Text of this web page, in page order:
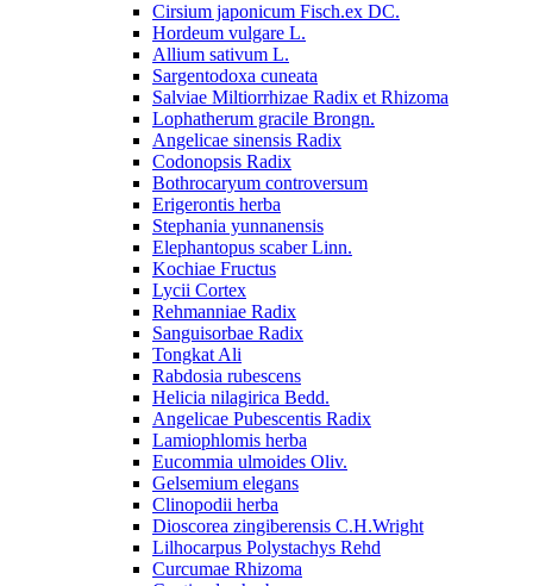
Cirsium japonicum Fisch.ex DC.
Hordeum vulgare L.
Allium sativum L.
Sargentodoxa cuneata
Salviae Miltiorrhizae Radix et Rhizoma
Lophatherum gracile Brongn.
Angelicae sinensis Radix
Codonopsis Radix
Bothrocaryum controversum
Erigerontis herba
Stephania yunnanensis
Elephantopus scaber Linn.
Kochiae Fructus
Lycii Cortex
Rehmanniae Radix
Sanguisorbae Radix
Tongkat Ali
Rabdosia rubescens
Helicia nilagirica Bedd.
Angelicae Pubescentis Radix
Lamiophlomis herba
Eucommia ulmoides Oliv.
Gelsemium elegans
Clinopodii herba
Dioscorea zingiberensis C.H.Wright
Lilhocarpus Polystachys Rehd
Curcumae Rhizoma